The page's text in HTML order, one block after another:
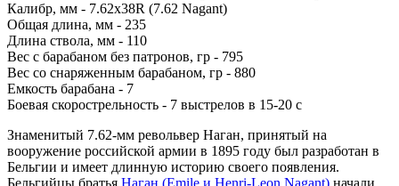
Калибр, мм - 7.62x38R (7.62 Nagant)
Общая длина, мм - 235
Длина ствола, мм - 110
Вес с барабаном без патронов, гр - 795
Вес со снаряженным барабаном, гр - 880
Емкость барабана - 7
Боевая скорострельность - 7 выстрелов в 15-20 с
Знаменитый 7.62-мм револьвер Наган, принятый на
вооружение российской армии в 1895 году был разработан в
Бельгии и имеет длинную историю своего появления.
Бельгийцы братья Наган (Emile и Henri-Leon Nagant) начали